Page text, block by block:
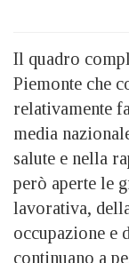
Il quadro
Piemonte che
relativamente
media
salute e nella
però aperte le
lavorativa,
occupazione e
continuano a